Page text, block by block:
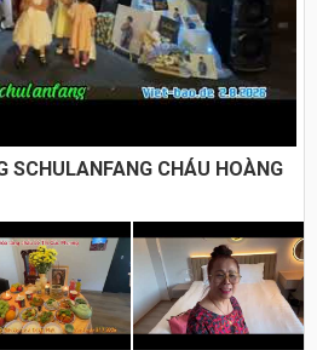
SCHULANFANG CHÁU HOÀNG